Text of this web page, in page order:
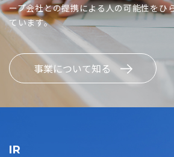
ープ会社との提携による人の可能性をひ
ています。
事業について知る
IR